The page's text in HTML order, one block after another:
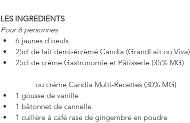
LES INGREDIENTS
Pour 6 personnes
6 jaunes d'oeufs
25cl de lait demi-écrémé Candia (GrandLait ou Viva)
25cl de crème Gastronomie et Pâtisserie (35% MG)
	ou crème Candia Multi-Recettes (30% MG)
1 gousse de vanille
1 bâtonnet de cannelle
1 cuillère à café rase de gingembre en poudre